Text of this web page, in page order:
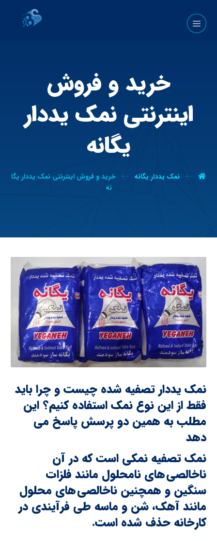
خرید و فروش
اینترنتی نمک یددار
یگانه
نمک یددار یگانه
خرید و فروش اینترنتی نمک یددار یگا
نه
نمک یددار تصفیه شده چیست و چرا باید
فقط از این نوع نمک استفاده کنیم؟ این
مطلب به همین دو پرسش پاسخ می
دهد
نمک تصفیه نمکی است که در آن
ناخالصی های نامحلول مانند فلزات
سنگین و همچنین ناخالصی های محلول
مانند آهک، شن و ماسه طی فرآیندی در
کارخانه حذف شده است.